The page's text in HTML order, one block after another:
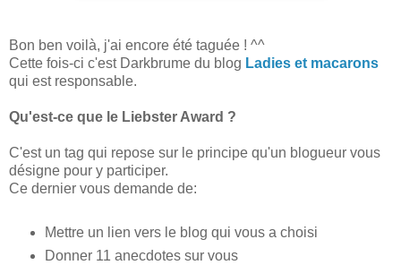
Bon ben voilà, j'ai encore été taguée ! ^^
Cette fois-ci c'est Darkbrume du blog Ladies et macarons
qui est responsable.
Qu'est-ce que le Liebster Award ?
C'est un tag qui repose sur le principe qu'un blogueur vous
désigne pour y participer.
Ce dernier vous demande de:
Mettre un lien vers le blog qui vous a choisi
Donner 11 anecdotes sur vous